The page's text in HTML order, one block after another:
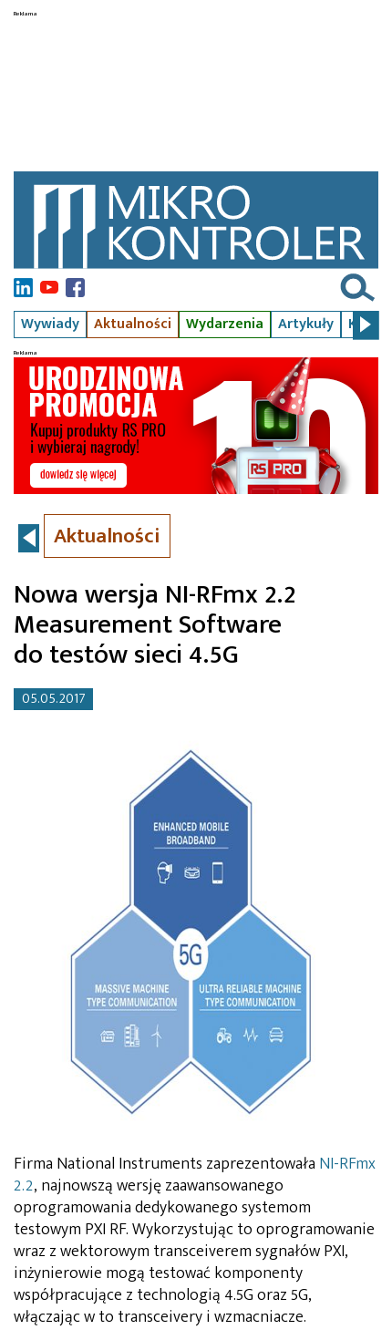
Wywiady Aktualności Wydarzenia Artykuły Kursy
Aktualności
Nowa wersja NI-RFmx 2.2
Measurement Software
do testów sieci 4.5G
05.05.2017
Firma National Instruments zaprezentowała NI-RFmx
2.2, najnowszą wersję zaawansowanego
oprogramowania dedykowanego systemom
testowym PXI RF. Wykorzystując to oprogramowanie
wraz z wektorowym transceiverem sygnałów PXI,
inżynierowie mogą testować komponenty
współpracujące z technologią 4.5G oraz 5G,
włączając w to transceivery i wzmacniacze.